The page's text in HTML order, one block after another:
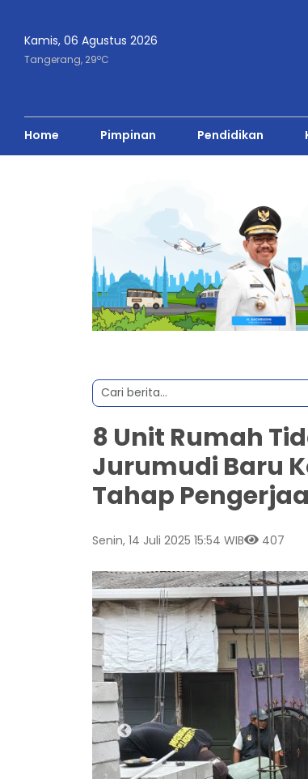
Kamis, 06 Agustus 2026
Tangerang, 29oC
Home Pimpinan Pendidikan
8 Unit Rumah
Jurumudi Baru
Tahap
Senin, 14 Juli 2025 15:54 WIB 407